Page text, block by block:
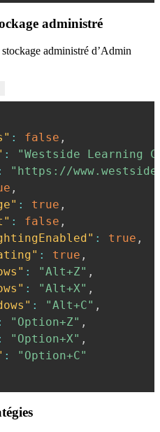
administré
administré d’Admin
: false ,
:
"Westside Learning
"https://
,
: true ,
: false ,
: true ,
: true ,
: "Alt+Z" ,
: "Alt+X" ,
: "Alt+C" ,
"Option+Z" ,
"Option+X" ,
:
"Option+C"